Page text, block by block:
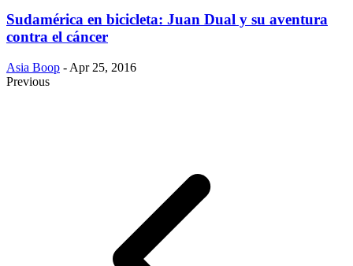
Sudamérica en bicicleta: Juan Dual y su aventura
contra el cáncer
Asia Boop - Apr 25, 2016
Previous